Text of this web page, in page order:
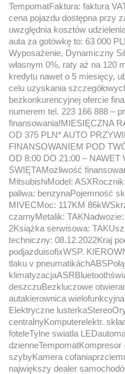
TempomatFaktura: faktura
cena pojazdu dostępna przy
uwzględnia kosztów
auta za gotówkę to: 63 000
Wyposażenie, Dynamiczny
własnym 0%, raty aż na 120
kredytu nawet o 5 miesięcy,
celu uzyskania
bezkonkurencyjnej ofercie
numerem tel. 223 166 888 –
finansowania!MIESIĘCZNA
OD 375 PLN* AUTO
FINANSOWANIEM POD
OD 8:00 DO 21:00 – NAWET
ŚWIĘTAMożliwość
MitsubishiModel:
paliwa: benzynaPojemność
MIVECMoc: 117KM
czarnyMetalik:
2Książka serwisowa:
techniczny: 08.12.2022Kraj
podjazduisofixWSP.
tlaku v
deszczuBezkluczowe
autakierownica
Elektryczne
centralnyKomputerelektr.
foteleTylne swiatla
szybyKamera
największy dealer